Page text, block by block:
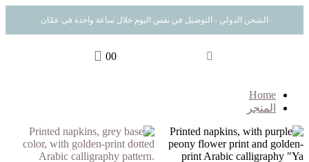
الشحن الدولي - التوصيل في نفس اليوم خلال ساعة واحدة في عمّان
00
Home
المتجر